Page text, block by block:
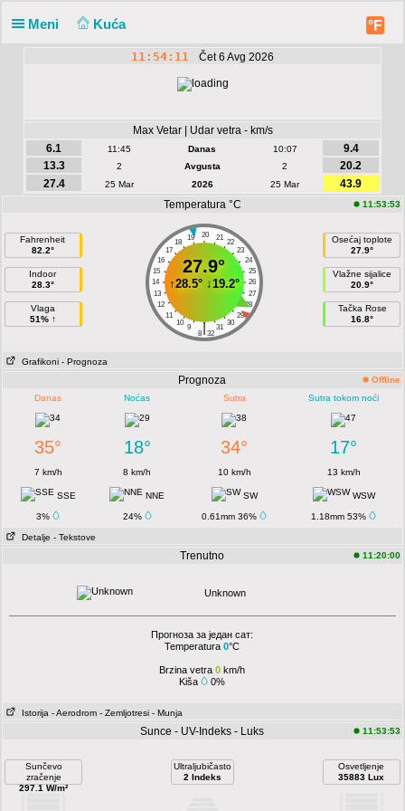
Meni Kuća °F
11:54:11 Čet 6 Avg 2026
Max Vetar | Udar vetra - km/s
6.1
11:45 Danas 10:07
9.4
13.3
2 Avgusta 2
20.2
27.4
25 Mar 2026 25 Mar
43.9
Temperatura °C
11:53:53
Fahrenheit
82.2°
Indoor
28.3°
Vlaga
51% ↑
20
19 21
18
22
17
23
16
24
15
25
14
26
13
27
12
28
11
29
10
30
9 31
|
8 32
27.9°
↑28.5°↓19.2°
Osećaj toplote
27.9°
Vlažne sijalice
20.9°
Tačka Rose
16.8°
Grafikoni - Prognoza
Prognoza
Offline
Danas
Noćas Sutra Sutra tokom noći
35° 18° 34° 17°
7 km/h 8 km/h 10 km/h 13 km/h
SSE NNE SW WSW
3% 24% 0.61mm 36% 1.18mm 53%
Detalje - Tekstove
Trenutno 11:20:00
Unknown
Прогноза за један сат:
Temperatura0°C
Brzina vetra 0 km/h
Kiša
0%
Istorija - Aerodrom - Zemljotresi - Munja
Sunce - UV-Indeks - Luks 11:53:53
Sunčevo
zračenje
297.1 W/m²
Ultraljubičasto
2 Indeks
Osvetljenje
35883 Lux